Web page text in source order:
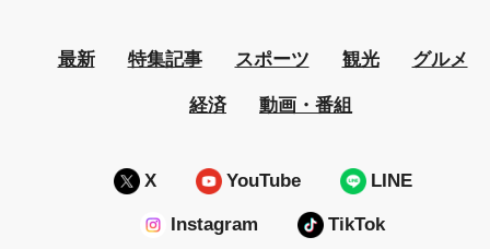
最新 特集記事 スポーツ 観光 グルメ
経済 動画・番組
X YouTube LINE
Instagram TikTok